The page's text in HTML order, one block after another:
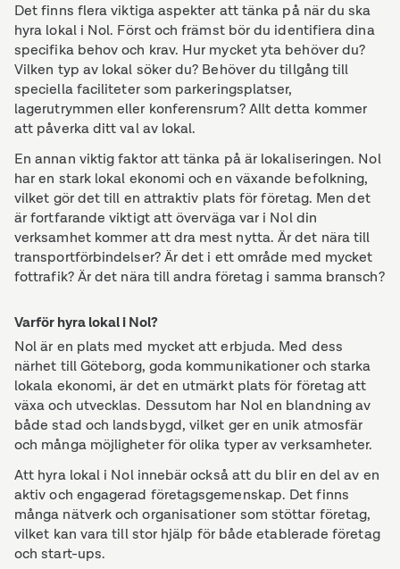
Det finns flera viktiga aspekter att tänka på när du ska
hyra lokal i Nol. Först och främst bör du identifiera dina
specifika behov och krav. Hur mycket yta behöver du?
Vilken typ av lokal söker du? Behöver du tillgång till
speciella faciliteter som parkeringsplatser,
lagerutrymmen eller konferensrum? Allt detta kommer
att påverka ditt val av lokal.
En annan viktig faktor att tänka på är lokaliseringen. Nol
har en stark lokal ekonomi och en växande befolkning,
vilket gör det till en attraktiv plats för företag. Men det
är fortfarande viktigt att överväga var i Nol din
verksamhet kommer att dra mest nytta. Är det nära till
transportförbindelser? Är det i ett område med mycket
fottrafik? Är det nära till andra företag i samma bransch?
Varför hyra lokal i Nol?
Nol är en plats med mycket att erbjuda. Med dess
närhet till Göteborg, goda kommunikationer och starka
lokala ekonomi, är det en utmärkt plats för företag att
växa och utvecklas. Dessutom har Nol en blandning av
både stad och landsbygd, vilket ger en unik atmosfär
och många möjligheter för olika typer av verksamheter.
Att hyra lokal i Nol innebär också att du blir en del av en
aktiv och engagerad företagsgemenskap. Det finns
många nätverk och organisationer som stöttar företag,
vilket kan vara till stor hjälp för både etablerade företag
och start-ups.